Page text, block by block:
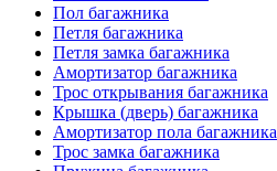
Пол багажника
Петля багажника
Петля замка багажника
Амортизатор багажника
Трос открывания багажника
Крышка (дверь) багажника
Амортизатор пола багажника
Трос замка багажника